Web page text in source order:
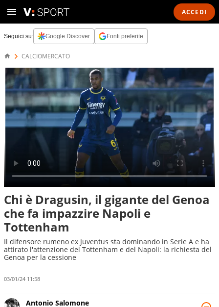
ACCEDI
Seguici su: Google Discover Fonti preferite
CALCIOMERCATO
Chi è Dragusin, il gigante del Genoa
che fa impazzire Napoli e
Tottenham
Il difensore rumeno ex Juventus sta dominando in Serie A e ha
attirato l'attenzione del Tottenham e del Napoli: la richiesta del
Genoa per la cessione
03/01/24 11:58
Antonio Salomone